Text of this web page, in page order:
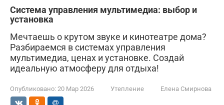
Система управления мультимедиа: выбор и
установка
Мечтаешь о крутом звуке и кинотеатре дома?
Разбираемся в системах управления
мультимедиа, ценах и установке. Создай
идеальную атмосферу для отдыха!
Опубликовано: 20 Мар 2026 Утепление Елена Смирнова